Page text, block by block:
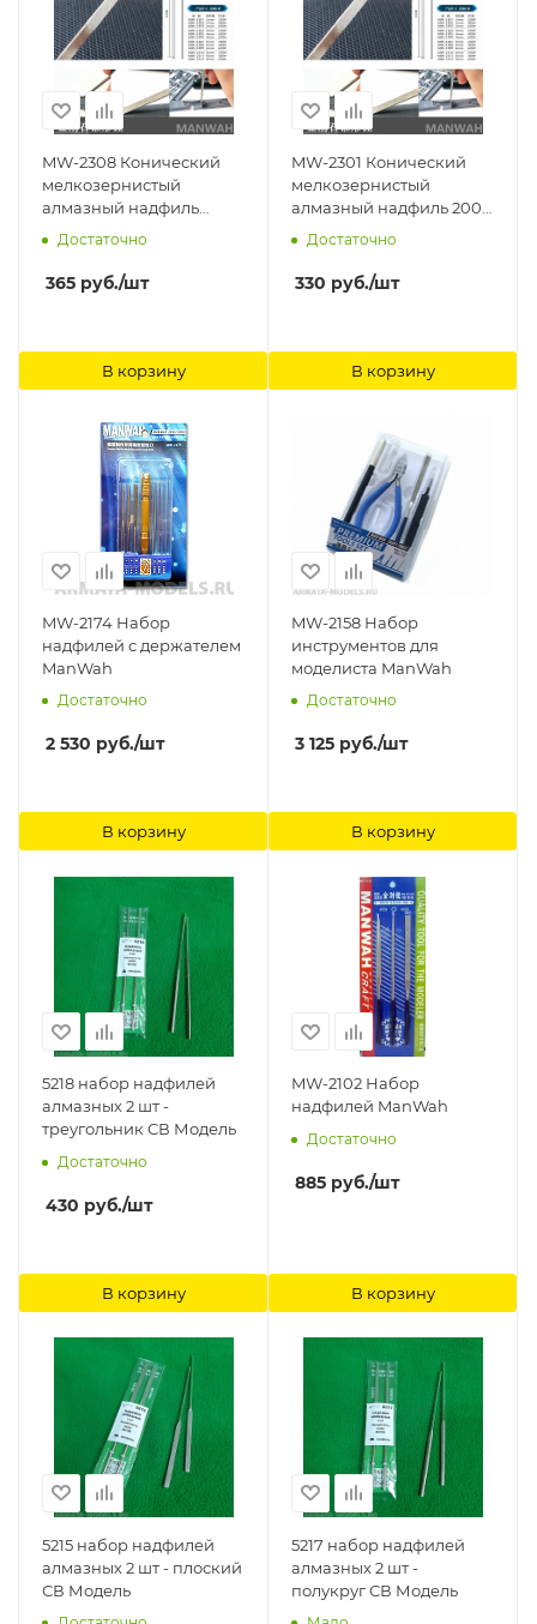
MW-2308 Конический
мелкозернистый
алмазный надфиль
400#(начало 0.3
Ширина 6mm) ManWah
Достаточно
365 руб./шт
В корзину
MW-2301 Конический
мелкозернистый
алмазный надфиль 200#
(начало 0.3 Ширина
2mm) ManWah
Достаточно
330 руб./шт
В корзину
MW-2174 Набор
надфилей с держателем
ManWah
Достаточно
2 530 руб./шт
В корзину
MW-2158 Набор
инструментов для
моделиста ManWah
Достаточно
3 125 руб./шт
В корзину
5218 набор надфилей
алмазных 2 шт -
треугольник СВ Модель
Достаточно
430 руб./шт
В корзину
MW-2102 Набор
надфилей ManWah
Достаточно
885 руб./шт
В корзину
5215 набор надфилей
алмазных 2 шт - плоский
СВ Модель
5217 набор надфилей
алмазных 2 шт -
полукруг СВ Модель